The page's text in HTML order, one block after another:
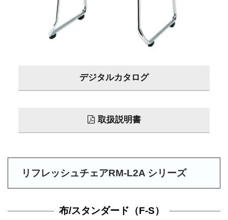
デジタルカタログ
取扱説明書
リフレッシュチェアRM-L2A シリーズ
布/スタンダード（F-S）